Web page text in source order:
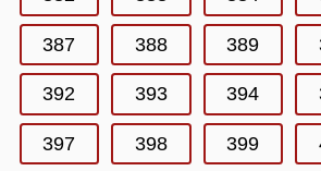
387 388 389
392 393 394
397 398 399